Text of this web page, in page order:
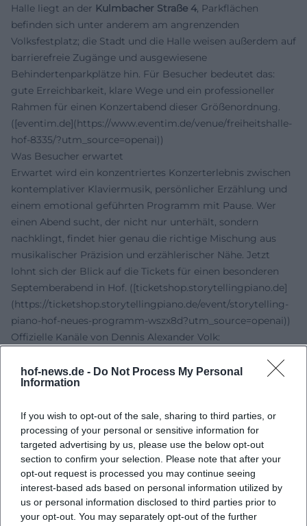
hof-news.de - Do Not Process My Personal
Information
If you wish to opt-out of the sale, sharing to third parties, or
processing of your personal or sensitive information for
targeted advertising by us, please use the below opt-out
section to confirm your selection. Please note that after your
opt-out request is processed you may continue seeing
interest-based ads based on personal information utilized by
us or personal information disclosed to third parties prior to
your opt-out. You may separately opt-out of the further
Halle liegt an der Kulmbacher Straße 4, Parkflächen
befinden sich unter anderem am angrenzenden
Volksfestplatz; die Stadt und die Halle weisen außerdem auf
barrierefreie Zugänge und ausgewiesene
Behindertenparkplätze hin. Für Besucher bedeutet das:
gute Erreichbarkeit, klare Wege und ein professioneller
Rahmen für einen Konzertabend dieser Größenordnung.
([eventim.de](https://www.eventim.de/venue/freiheitshalle-
hof-8335/?utm_source=openai))
Was Besucher erwartet
Erwartet wird ein konzentriertes Konzerterlebnis zwischen
kontemplativer Klaviermusik, persönlicher Erzählung und
einem emotional geführten Programm mit Pause. Wer
einen Abend sucht, der nicht nur unterhält, sondern
nachklingt, findet hier genau die richtige Mischung aus
musikalischer Präzision und erzählerischer Nähe. Jetzt
lohnt sich der Blick auf die Tickets für einen besonderen
Septemberabend in Hof. ([ticketshop.storytellingpiano.de]
(https://ticketshop.storytellingpiano.de/event/storytelling-
piano-hof-neues-programm-wszx8d?utm_source=openai))
Offizielle Kanäle von Dennis Alexander Volk:
Facebook: Kein offizielles Profil gefunden
YouTube: Kein offizielles Profil gefunden
TikTok: Kein offizielles Profil gefunden
Quellen:
Dennis Alexander - Offizielle Website
Storytelling Piano Hof - Ticketshop
Freiheitshalle Hof - Lageplan und Parken
Freiheitshalle Hof - Barrierefreiheit
Stadt Hof - Freiheitshalle